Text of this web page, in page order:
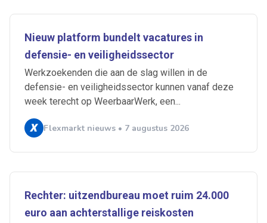
Nieuw platform bundelt vacatures in
defensie- en veiligheidssector
Werkzoekenden die aan de slag willen in de
defensie- en veiligheidssector kunnen vanaf deze
week terecht op WeerbaarWerk, een...
Flexmarkt nieuws • 7 augustus 2026
Rechter: uitzendbureau moet ruim 24.000
euro aan achterstallige reiskosten